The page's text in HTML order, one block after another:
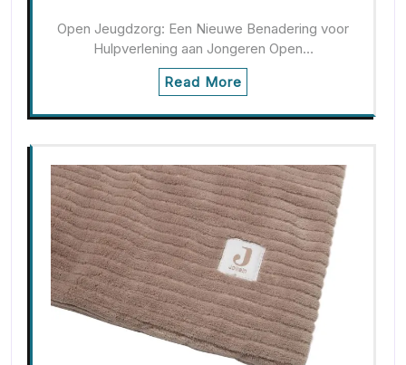
Open Jeugdzorg: Een Nieuwe Benadering voor
Hulpverlening aan Jongeren Open…
Read More